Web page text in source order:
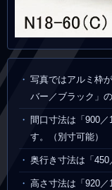
写真ではアルミ枠
バー／ブラック」
間口寸法は「900
す。（別寸可能）
奥行き寸法は「450
高さ寸法は「920